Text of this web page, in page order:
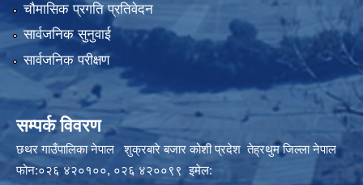
चौमासिक प्रगति प्रतिवेदन
सार्वजनिक सुनुवाई
सार्वजनिक परीक्षण
सम्पर्क विवरण
छथर गाउँपालिका नेपाल शुक्रबारे बजार कोशी प्रदेश तेह्रथुम जिल्ला नेपाल
फोन:०२६ ४२०१००, ०२६ ४२००९९ इमेल: